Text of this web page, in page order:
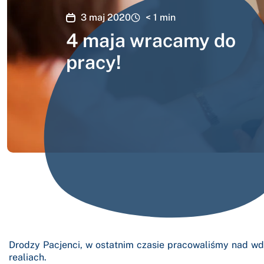
3 maj 2020 < 1 min
4 maja wracamy do
pracy!
Drodzy Pacjenci, w ostatnim czasie pracowaliśmy nad
realiach.